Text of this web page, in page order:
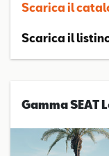
Scarica il
Scarica il
Gamma SEAT